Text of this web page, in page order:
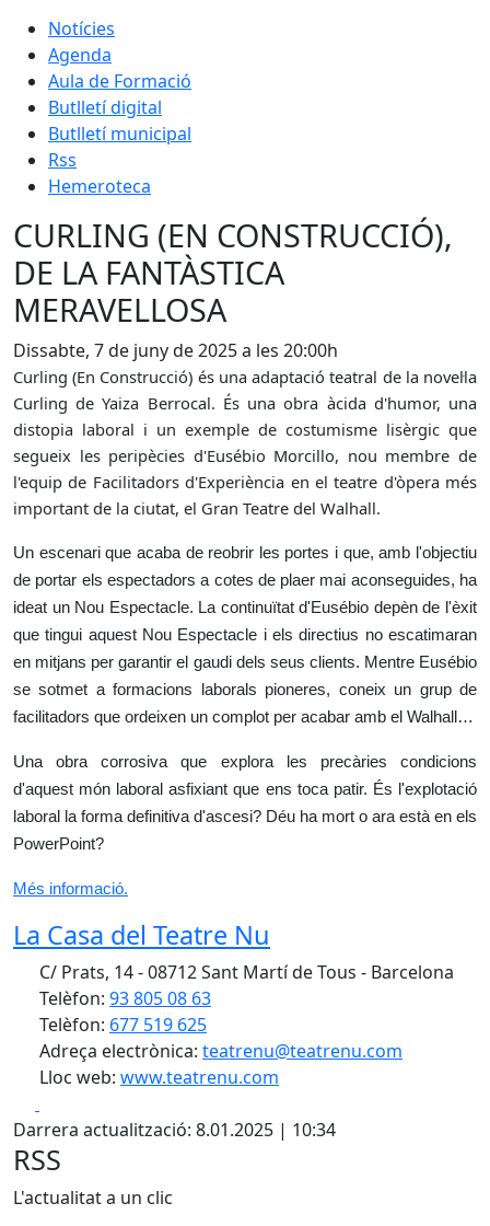
Notícies
Agenda
Aula de Formació
Butlletí digital
Butlletí municipal
Rss
Hemeroteca
CURLING (EN CONSTRUCCIÓ),
DE LA FANTÀSTICA
MERAVELLOSA
Dissabte, 7 de juny de 2025 a les 20:00h
Curling (En Construcció) és una adaptació teatral de la novel·la
Curling de Yaiza Berrocal. És una obra àcida d'humor, una
distopia laboral i un exemple de costumisme lisèrgic que
segueix les peripècies d'Eusébio Morcillo, nou membre de
l'equip de Facilitadors d'Experiència en el teatre d'òpera més
important de la ciutat, el Gran Teatre del Walhall.
Un escenari que acaba de reobrir les portes i que, amb l'objectiu
de portar els espectadors a cotes de plaer mai aconseguides, ha
ideat un Nou Espectacle. La continuïtat d'Eusébio depèn de l'èxit
que tingui aquest Nou Espectacle i els directius no escatimaran
en mitjans per garantir el gaudi dels seus clients. Mentre Eusébio
se sotmet a formacions laborals pioneres, coneix un grup de
facilitadors que ordeixen un complot per acabar amb el Walhall…
Una obra corrosiva que explora les precàries condicions
d'aquest món laboral asfixiant que ens toca patir. És l'explotació
laboral la forma definitiva d'ascesi? Déu ha mort o ara està en els
PowerPoint?
Més informació.
La Casa del Teatre Nu
C/ Prats, 14 - 08712 Sant Martí de Tous - Barcelona
Telèfon: 93 805 08 63
Telèfon: 677 519 625
Adreça electrònica: teatrenu@teatrenu.com
Lloc web: www.teatrenu.com
Darrera actualització: 8.01.2025 | 10:34
RSS
L'actualitat a un clic